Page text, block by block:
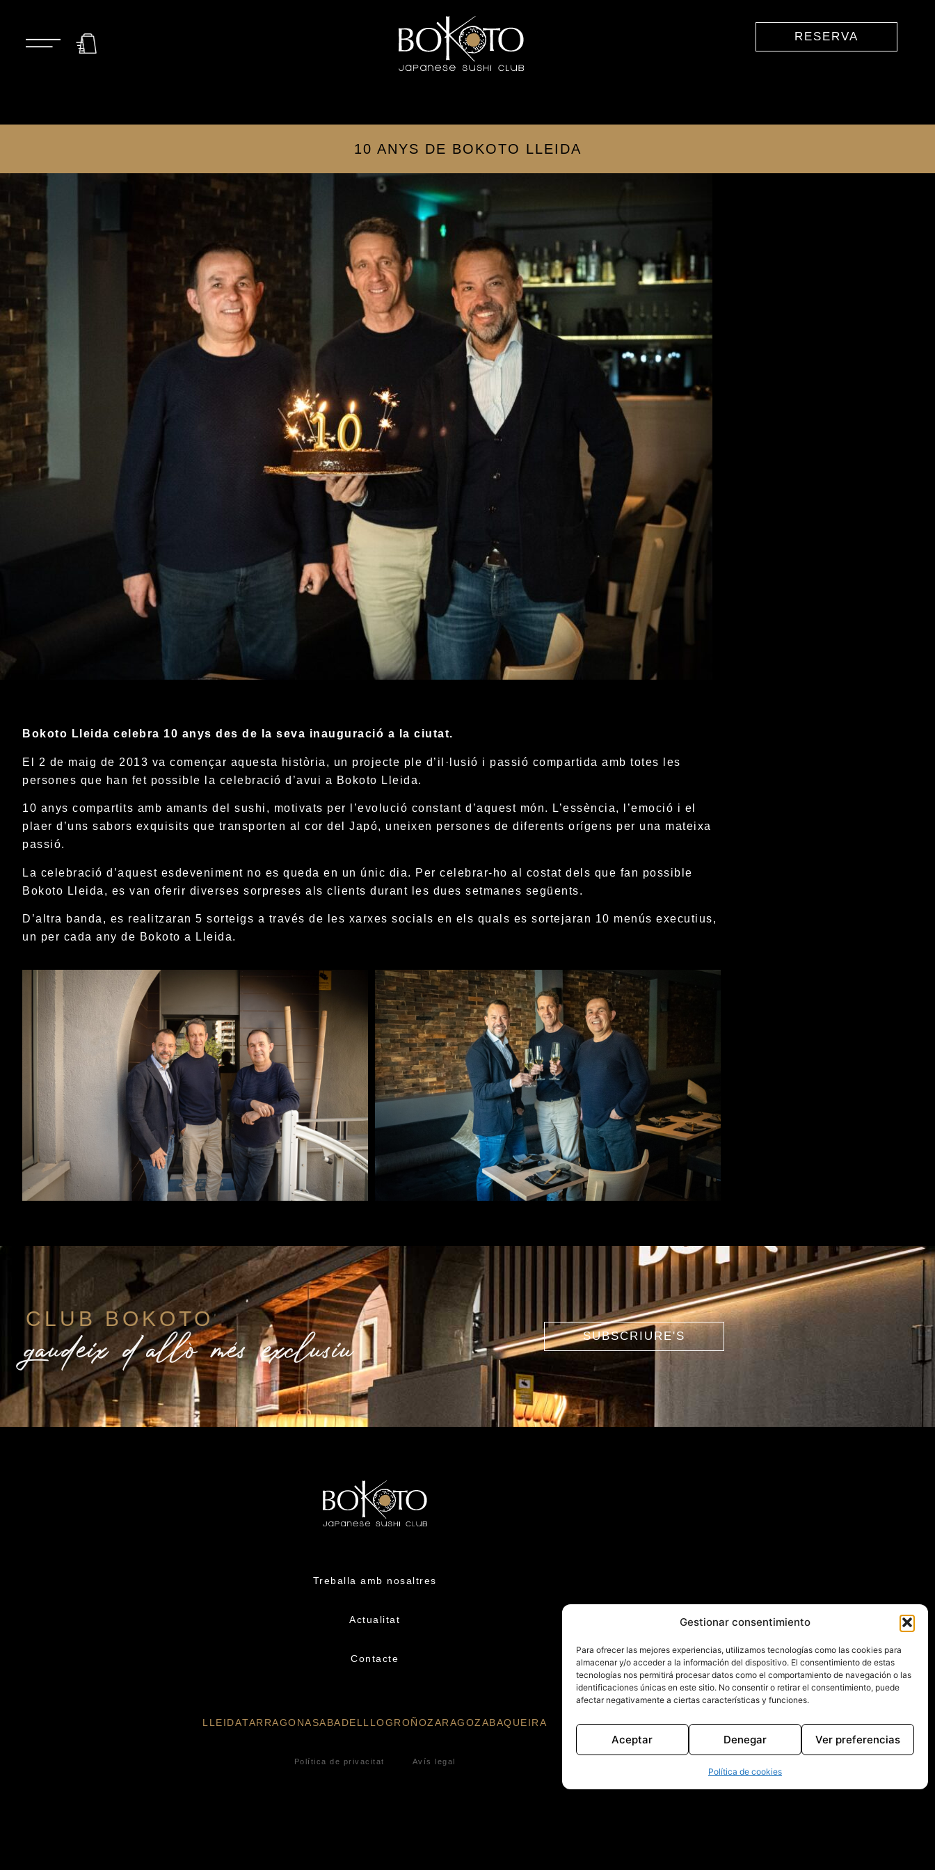
Gestionar consentimiento
Para ofrecer las mejores experiencias, utilizamos tecnologías como las cookies para
almacenar y/o acceder a la información del dispositivo. El consentimiento de estas
tecnologías nos permitirá procesar datos como el comportamiento de navegación o las
identificaciones únicas en este sitio. No consentir o retirar el consentimiento, puede
afectar negativamente a ciertas características y funciones.
Aceptar Denegar Ver preferencias
Política de cookies
RESERVA
10 ANYS DE BOKOTO LLEIDA
Bokoto Lleida celebra 10 anys des de la seva inauguració a la ciutat.
El 2 de maig de 2013 va començar aquesta història, un projecte ple d’il·lusió i passió compartida amb totes les
persones que han fet possible la celebració d’avui a Bokoto Lleida.
10 anys compartits amb amants del sushi, motivats per l’evolució constant d’aquest món. L’essència, l’emoció i el
plaer d’uns sabors exquisits que transporten al cor del Japó, uneixen persones de diferents orígens per una mateixa
passió.
La celebració d’aquest esdeveniment no es queda en un únic dia. Per celebrar-ho al costat dels que fan possible
Bokoto Lleida, es van oferir diverses sorpreses als clients durant les dues setmanes següents.
D’altra banda, es realitzaran 5 sorteigs a través de les xarxes socials en els quals es sortejaran 10 menús executius,
un per cada any de Bokoto a Lleida.
CLUB BOKOTO
gaudeix d'allò més exclusiu SUBSCRIURE'S
Treballa amb nosaltres
Actualitat
Contacte
LLEIDATARRAGONASABADELL LOGROÑOZARAGOZABAQUEIRA
Política de privacitat Avís legal